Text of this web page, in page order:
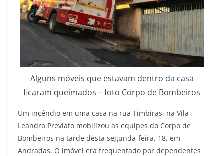
Alguns móveis que estavam dentro da casa
ficaram queimados – foto Corpo de Bombeiros
Um incêndio em uma casa na rua Timbiras, na Vila
Leandro Previato mobilizou as equipes do Corpo de
Bombeiros na tarde desta segunda-feira, 18, em
Andradas. O imóvel era frequentado por dependentes